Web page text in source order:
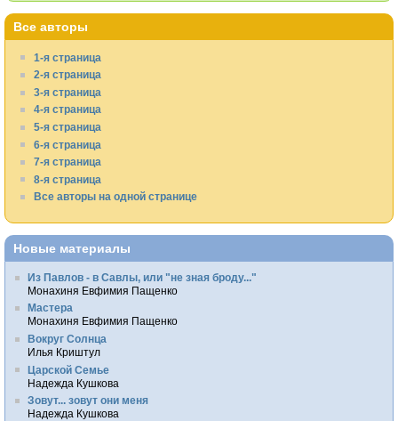
Все авторы
1-я страница
2-я страница
3-я страница
4-я страница
5-я страница
6-я страница
7-я страница
8-я страница
Все авторы на одной странице
Новые материалы
Из Павлов - в Савлы, или "не зная броду..."
Монахиня Евфимия Пащенко
Мастера
Монахиня Евфимия Пащенко
Вокруг Солнца
Илья Криштул
Царской Семье
Надежда Кушкова
Зовут... зовут они меня
Надежда Кушкова